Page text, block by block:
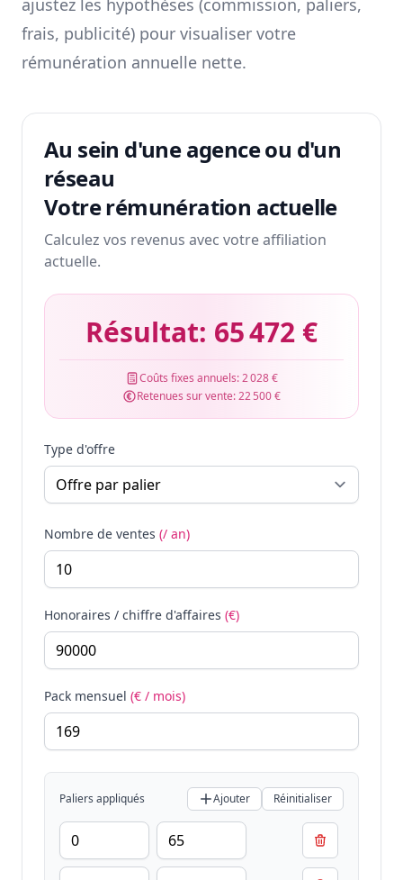
ajustez les hypothèses (commission, paliers,
frais, publicité) pour visualiser votre
rémunération annuelle nette.
Au sein d'une agence ou d'un
réseau
Votre rémunération actuelle
Calculez vos revenus avec votre affiliation
actuelle.
Résultat: 65 472 €
Coûts fixes annuels:2 028 €
Retenues sur vente:22 500 €
Type d'offre
Nombre de ventes (/ an)
Honoraires / chiffre d'affaires (€)
Pack mensuel (€ / mois)
Paliers appliqués Ajouter Réinitialiser